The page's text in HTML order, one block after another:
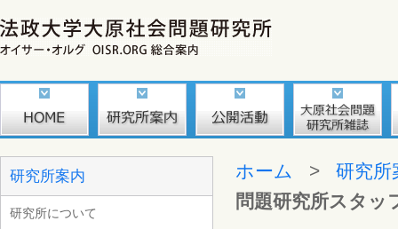
研究所案内
研究所について
ホーム > 研究所
問題研究所スタッ